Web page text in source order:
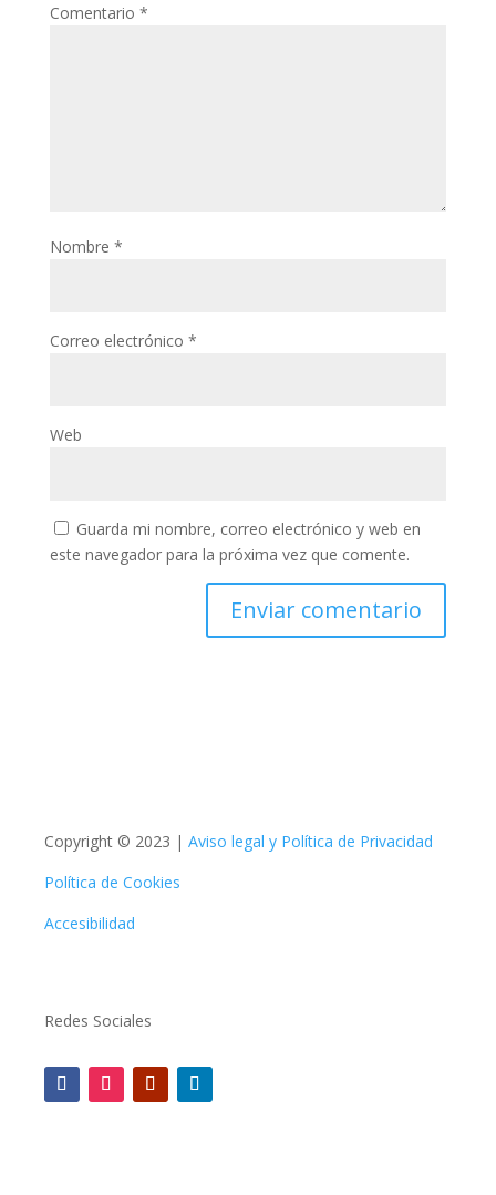
Comentario *
Nombre *
Correo electrónico *
Web
Guarda mi nombre, correo electrónico y web en
este navegador para la próxima vez que comente.
Copyright © 2023 | Aviso legal y Política de Privacidad
Política de Cookies
Accesibilidad
Redes Sociales